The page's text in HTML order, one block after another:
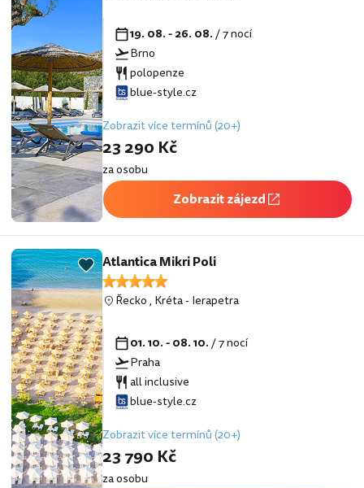
19. 08. - 26. 08./ 7 nocí
Brno
polopenze
blue-style.cz
Zobrazit více termínů (20+)
23 290 Kč
za osobu
Zobrazit zájezd
Atlantica Mikri Poli
Řecko, Kréta-Ierapetra
01. 10. - 08. 10./ 7 nocí
Praha
all inclusive
blue-style.cz
Zobrazit více termínů (20+)
23 790 Kč
za osobu